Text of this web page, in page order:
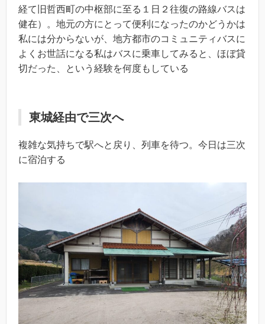
経て旧哲西町の中枢部に至る１日２往復の路線バスは
健在）。地元の方にとって便利になったのかどうかは
私には分からないが、地方都市のコミュニティバスに
よくお世話になる私はバスに乗車してみると、ほぼ貸
切だった、という経験を何度もしている
東城経由で三次へ
複雑な気持ちで駅へと戻り、列車を待つ。今日は三次
に宿泊する